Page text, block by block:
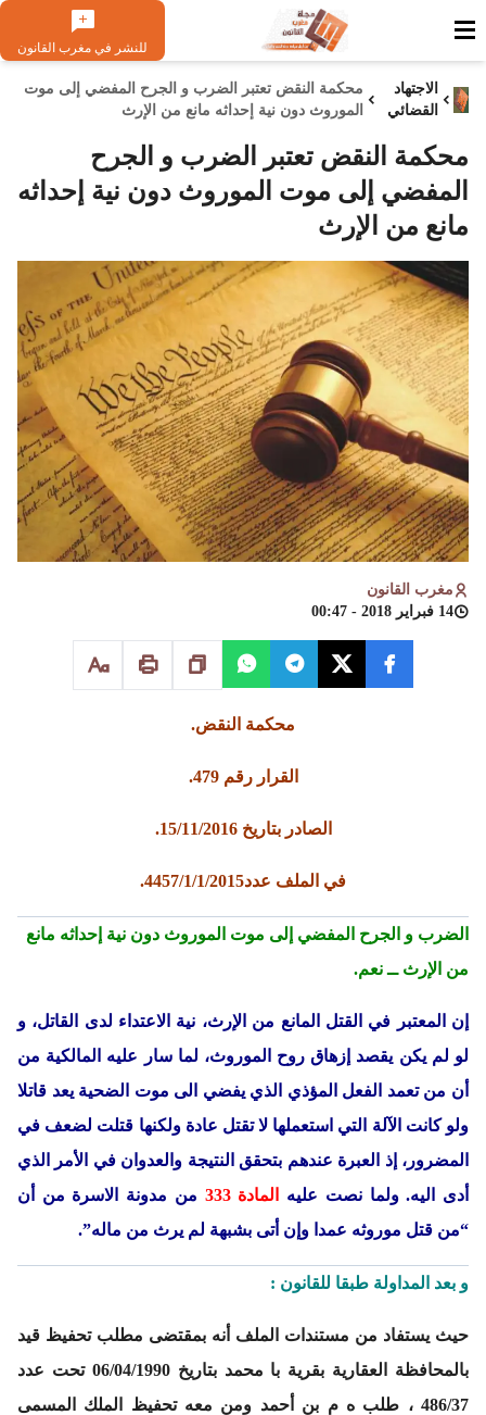
للنشر في مغرب القانون
الاجتهاد
القضائي
محكمة النقض تعتبر الضرب و الجرح المفضي إلى موت
الموروث دون نية إحداثه مانع من الإرث
محكمة النقض تعتبر الضرب و الجرح
المفضي إلى موت الموروث دون نية إحداثه
مانع من الإرث
مغرب القانون
14 فبراير 2018 - 00:47
محكمة النقض.
القرار رقم 479.
الصادر بتاريخ 15/11/2016.
في الملف عدد4457/1/1/2015.
الضرب و الجرح المفضي إلى موت الموروث دون نية إحداثه مانع
من الإرث ــ نعم.
إن المعتبر في القتل المانع من الإرث، نية الاعتداء لدى القاتل، و
لو لم يكن يقصد إزهاق روح الموروث، لما سار عليه المالكية من
أن من تعمد الفعل المؤذي الذي يفضي الى موت الضحية يعد قاتلا
ولو كانت الآلة التي استعملها لا تقتل عادة ولكنها قتلت لضعف في
المضرور، إذ العبرة عندهم بتحقق النتيجة والعدوان في الأمر الذي
أدى اليه. ولما نصت عليه
المادة 333
من مدونة الاسرة من أن
“من قتل موروثه عمدا وإن أتى بشبهة لم يرث من ماله”.
و بعد المداولة طبقا للقانون :
حيث يستفاد من مستندات الملف أنه بمقتضى مطلب تحفيظ قيد
بالمحافظة العقارية بقرية با محمد بتاريخ 06/04/1990
تحت عدد
486/37 ، طلب ه م بن أحمد ومن معه تحفيظ الملك المسمى